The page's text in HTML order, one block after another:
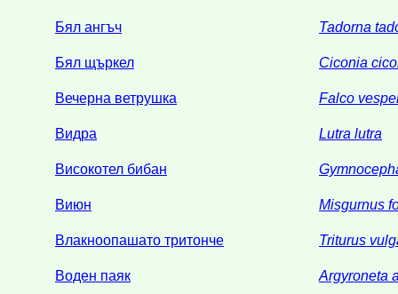
Бял ангъч Tadorna
Бял щъркел Ciconia
Вечерна ветрушка Falco
Видра Lutra lutra
Високотел бибан
Виюн Misgurnus
Влакноопашато тритонче Triturus
Воден паяк Argyroneta